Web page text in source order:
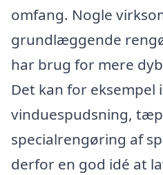
omfang. Nogle
grundlæggende
har brug for mere
Det kan for eksempel
vinduespudsning,
specialrengøring af
derfor en god idé at